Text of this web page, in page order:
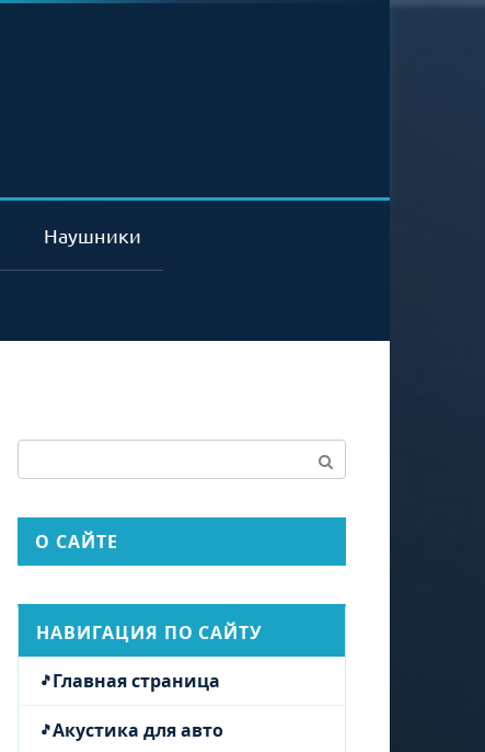
Наушники
О САЙТЕ
НАВИГАЦИЯ ПО САЙТУ
Главная страница
Акустика для авто